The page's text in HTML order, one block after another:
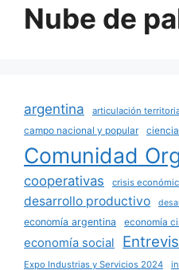
Nube de
argentina articulación
campo nacional y popular
Comunidad
cooperativas crisis
desarrollo productivo
economía argentina economía
economía social
Expo Industrias y Servicios 2024